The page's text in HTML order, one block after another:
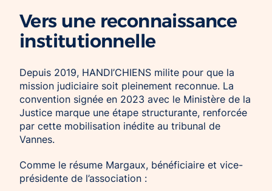
Vers une reconnaissance
institutionnelle
Depuis 2019, HANDI’CHIENS milite pour que la
mission judiciaire soit pleinement reconnue. La
convention signée en 2023 avec le Ministère de la
Justice marque une étape structurante, renforcée
par cette mobilisation inédite au tribunal de
Vannes.
Comme le résume Margaux, bénéficiaire et vice-
présidente de l’association :